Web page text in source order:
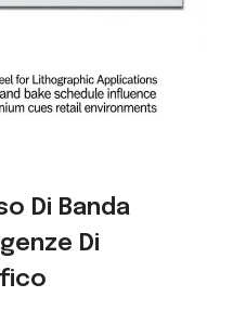
Di Banda
Di